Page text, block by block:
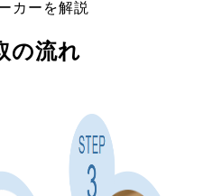
カーを解説
の流れ